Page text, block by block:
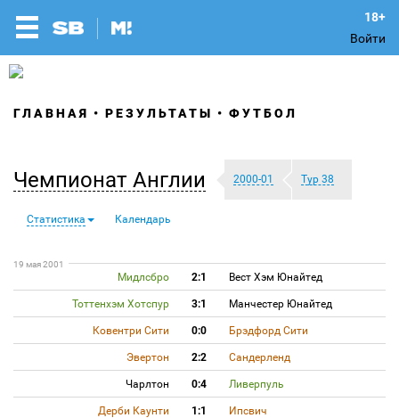
Войти
ГЛАВНАЯ РЕЗУЛЬТАТЫ ФУТБОЛ
Чемпионат Англии 2000-01 Тур 38
Статистика Календарь
19 мая 2001
Мидлсбро 2:1 Вест Хэм Юнайтед
Тоттенхэм Хотспур 3:1 Манчестер Юнайтед
Ковентри Сити 0:0 Брэдфорд Сити
Эвертон 2:2 Сандерленд
Чарлтон 0:4 Ливерпуль
Дерби Каунти 1:1 Ипсвич